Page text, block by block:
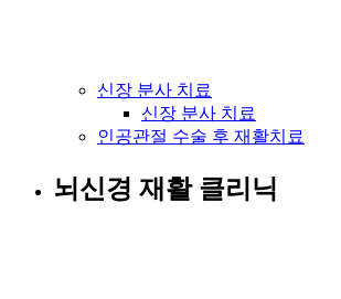
신장 분사 치료
신장 분사 치료
인공관절 수술 후 재활치료
뇌신경 재활 클리닉